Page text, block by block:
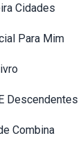
Cidades
Para Mim
Descendentes
Combina